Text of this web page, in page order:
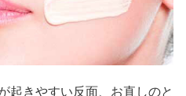
起きやすい反面、お直しのと